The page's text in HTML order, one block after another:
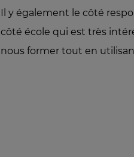
Il y également le côté
côté école qui est très
nous former tout en